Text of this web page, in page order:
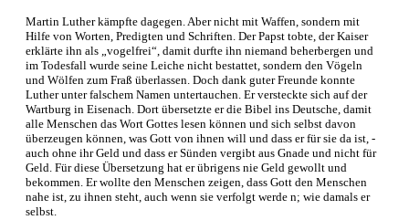
Martin Luther kämpfte dagegen. Aber nicht mit Waffen, sondern mit
Hilfe von Worten, Predigten und Schriften. Der Papst tobte, der Kaiser
erklärte ihn als „vogelfrei“, damit durfte ihn niemand beherbergen und
im Todesfall wurde seine Leiche nicht bestattet, sondern den Vögeln
und Wölfen zum Fraß überlassen. Doch dank guter Freunde konnte
Luther unter falschem Namen untertauchen. Er versteckte sich auf der
Wartburg in Eisenach. Dort übersetzte er die Bibel ins Deutsche, damit
alle Menschen das Wort Gottes lesen können und sich selbst davon
überzeugen können, was Gott von ihnen will und dass er für sie da ist, -
auch ohne ihr Geld und dass er Sünden vergibt aus Gnade und nicht für
Geld. Für diese Übersetzung hat er übrigens nie Geld gewollt und
bekommen. Er wollte den Menschen zeigen, dass Gott den Menschen
nahe ist, zu ihnen steht, auch wenn sie verfolgt werde n; wie damals er
selbst.